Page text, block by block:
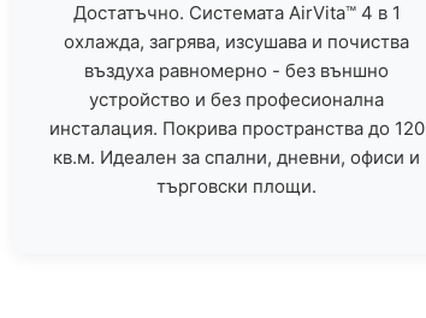
Достатъчно. Системата AirVita™ 4 в 1
охлажда, загрява, изсушава и почиства
въздуха равномерно - без външно
устройство и без професионална
инсталация. Покрива пространства до 120
кв.м. Идеален за спални, дневни, офиси и
търговски площи.